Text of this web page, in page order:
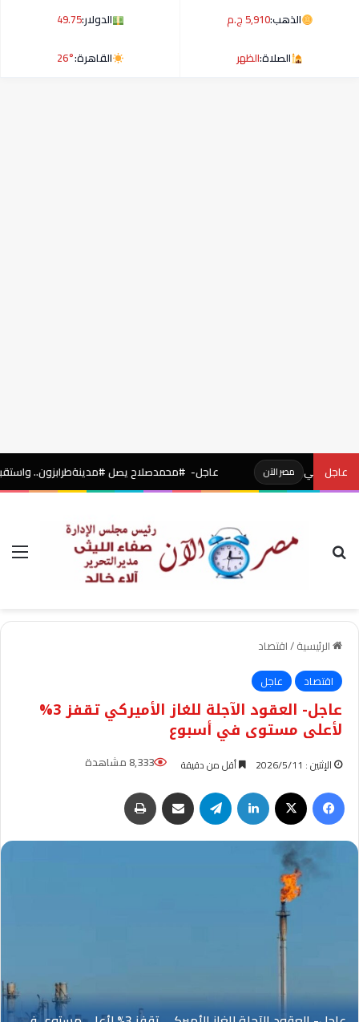
الذهب:5,910 ج.م الدولار:49.75
الصلاة:الظهر القاهرة:26°
عاجل مصر الآن عاجل- #محمدصلاح يصل #مدينةطرابزون.. واستقبال
بحث عن
الرئيسية/اقتصاد
اقتصاد
عاجل
عاجل- العقود الآجلة للغاز الأميركي تقفز 3%
لأعلى مستوى في أسبوع
الإثنين : 2026/5/11 أقل من دقيقة
8,333 مشاهدة
فيسبوك
لينكدإن تيلقرام مشاركة عبر البريد